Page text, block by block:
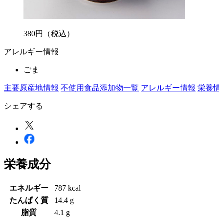
380円 （税込）
アレルギー情報
ごま
主要原産地情報 不使用食品添加物一覧 アレルギー情報 栄養
シェアする
栄養成分
エネルギー
787 kcal
たんぱく質
14.4 g
脂質
4.1 g